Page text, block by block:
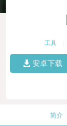
工具
安卓下载
简介